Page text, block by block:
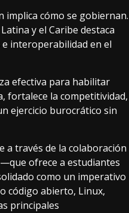
implica cómo se gobiernan.
y el Caribe destaca
e interoperabilidad en el
efectiva para habilitar
fortalece la competitividad,
ejercicio burocrático sin
a través de la colaboración
ofrece a estudiantes
como un imperativo
código abierto, Linux,
principales